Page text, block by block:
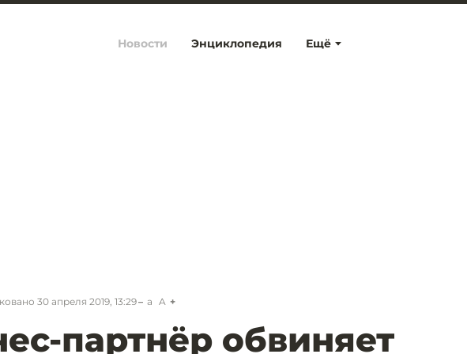
Ещё
Новости Энциклопедия
30 апреля 2019, 13:29 a A
партнёр обвиняет